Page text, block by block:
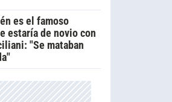
es el famoso
estaría de novio con
"Se mataban